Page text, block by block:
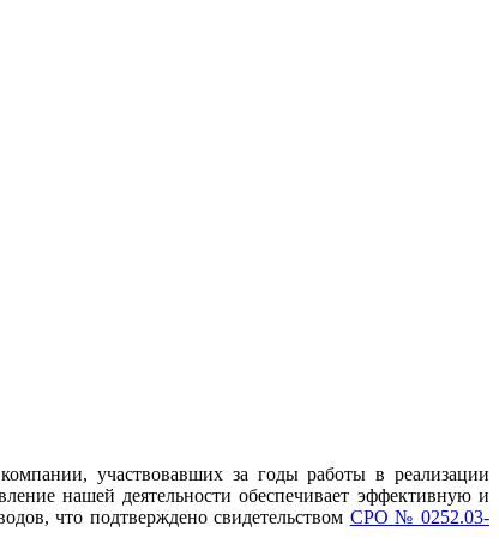
участвовавших за годы работы в реализации
нашей деятельности обеспечивает эффективную и
что подтверждено свидетельством СРО № 0252.03-